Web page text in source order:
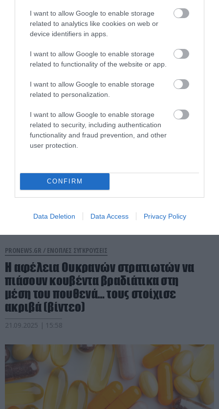
I want to allow Google to enable storage
related to analytics like cookies on web or
device identifiers in apps.
I want to allow Google to enable storage
related to functionality of the website or app.
I want to allow Google to enable storage
related to personalization.
I want to allow Google to enable storage
related to security, including authentication
functionality and fraud prevention, and other
user protection.
CONFIRM
Data Deletion Data Access Privacy Policy
Ερευνητές εξηγούν: Μπάνιο το πρωί ή
ντους πριν τον ύπνο; – Ποια συνήθεια
είναι η σωστή
PRONEWS.GR / ΕΝΟΠΛΕΣ ΣΥΓΚΡΟΥΣΕΙΣ
Η αφέλεια Ουκρανών στρατιωτών να
πιάσουν κουβέντα βραδιάτικα στη
μέση του πουθενά… τους στοίχισε
ακριβά (βίντεο)
21.09.2025 | 15:58